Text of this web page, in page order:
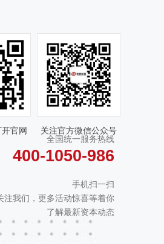
官网
关注官方微信公众号
全国统一服务热线
400-1050-986
手机扫一扫
注我们，更多活动惊喜等着你
了解最新资本动态